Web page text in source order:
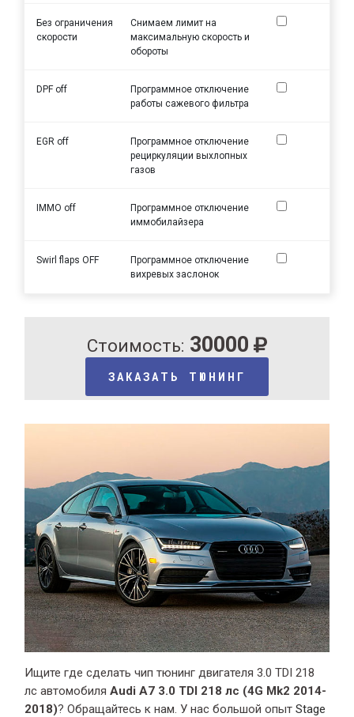
Без ограничения
скорости
Снимаем лимит на
максимальную скорость и
обороты
DPF off
Программное отключение
работы сажевого фильтра
EGR off
Программное отключение
рециркуляции выхлопных
газов
IMMO off
Программное отключение
иммобилайзера
Swirl flaps OFF
Программное отключение
вихревых заслонок
Стоимость: 30000
ЗАКАЗАТЬ ТЮНИНГ
Ищите где сделать чип тюнинг двигателя 3.0 TDI 218
лс автомобиляAudi A7 3.0 TDI 218 лс (4G Mk2 2014-
2018)? Обращайтесь к нам. У нас большой опытStage